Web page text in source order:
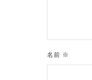
名前 ※